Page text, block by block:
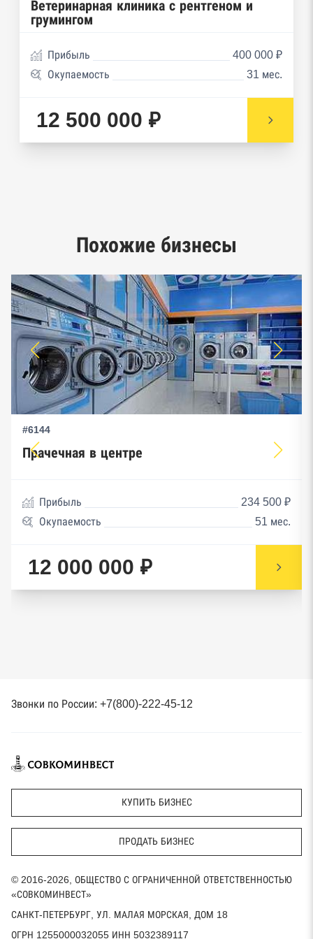
Реестр заключенных госконтрактов
Реестр членов Торгово-промышленной палаты
имущества нотариальной палаты
Реестр недействительных паспортов ФМС
предпринимательства ФНС
Ветеринарная клиника с рентгеном и
грумингом
Прибыль
400 000 ₽
Окупаемость
31 мес.
12 500 000 ₽
Похожие бизнесы
#6144
Прачечная в центре
Прибыль
234 500 ₽
Окупаемость
51 мес.
12 000 000 ₽
Звонки по России: +7(800)-222-45-12
КУПИТЬ БИЗНЕС
ПРОДАТЬ БИЗНЕС
© 2016-2026, ОБЩЕСТВО С ОГРАНИЧЕННОЙ ОТВЕТСТВЕННОСТЬЮ
«СОВКОМИНВЕСТ»
САНКТ-ПЕТЕРБУРГ, УЛ. МАЛАЯ МОРСКАЯ, ДОМ 18
ОГРН 1255000032055 ИНН 5032389117